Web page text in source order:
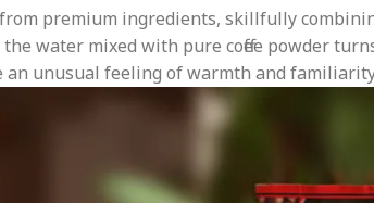
premium ingredients, skillfully
the water mixed with pure coffee powder
unusual feeling of warmth and